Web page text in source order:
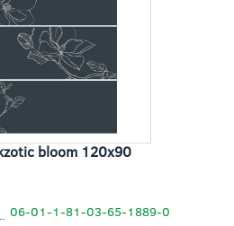
bloom 120x90
06-01-1-81-03-65-1889-0